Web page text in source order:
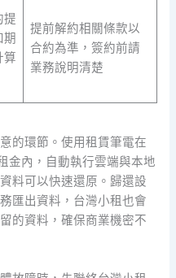
提
期
算
提前解約相關條款以
合約為準，簽約前請
業務說明清楚
的環節。使用租賃筆電在
金內，自動執行雲端與本地
料可以快速還原。歸還設
匯出資料，台灣小租也會
的資料，確保商業機密不